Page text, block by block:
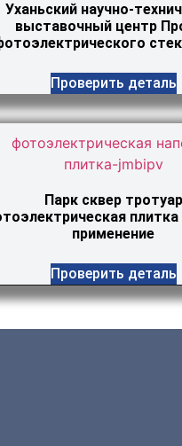
Уханьский научно-
выставочный центр
Проверить деталь
Парк сквер тротуар
плитка
применение
Проверить деталь